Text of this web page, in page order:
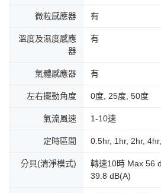
微粒感應器 有
溫度及濕度感應
器
有
氣體感應器 有
左右擺動角度 0度, 25度, 50度
氣流風速 1-10速
定時區間 0.5hr, 1hr, 2hr,
分貝(清淨模式)
轉速10時 Max 56
39.8 dB(A)